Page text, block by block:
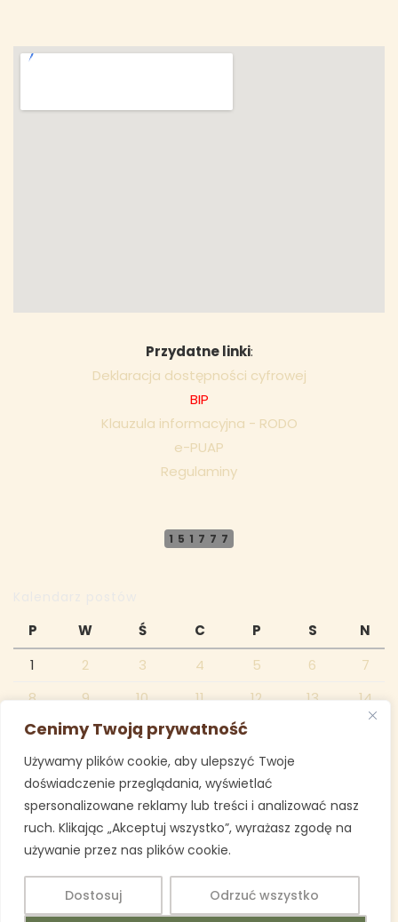
Cenimy Twoją prywatność
Używamy plików cookie, aby ulepszyć Twoje
doświadczenie przeglądania, wyświetlać
spersonalizowane reklamy lub treści i analizować nasz
ruch. Klikając „Akceptuj wszystko”, wyrażasz zgodę na
używanie przez nas plików cookie.
Dostosuj Odrzuć wszystko
Przydatne linki:
Deklaracja dostępności cyfrowej
BIP
Klauzula informacyjna - RODO
e-PUAP
Regulaminy
151777
czerwiec 2026
P W Ś C P S
N
1
2 3 4 5 6
7
8
9 10 11 12 13
14
15
16 17 18
22
23 24 25 26
30